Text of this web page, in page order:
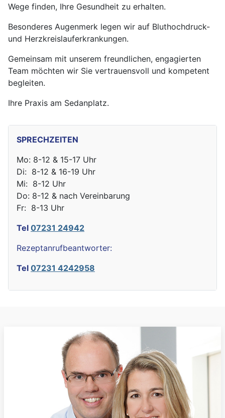
SPRECHZEITEN
Mo: 8-12 & 15-17 Uhr
Di: 8-12 & 16-19 Uhr
Mi: 8-12 Uhr
Do: 8-12 & nach Vereinbarung
Fr: 8-13 Uhr
Tel 07231 24942
Rezeptanrufbeantworter:
Tel 07231 4242958
Wege finden, Ihre Gesundheit zu erhalten.
Besonderes Augenmerk legen wir auf Bluthochdruck-
und Herzkreislauferkrankungen.
Gemeinsam mit unserem freundlichen, engagierten
Team möchten wir Sie vertrauensvoll und kompetent
begleiten.
Ihre Praxis am Sedanplatz.